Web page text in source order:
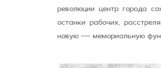
революции центр города
останки рабочих,
новую — мемориальную